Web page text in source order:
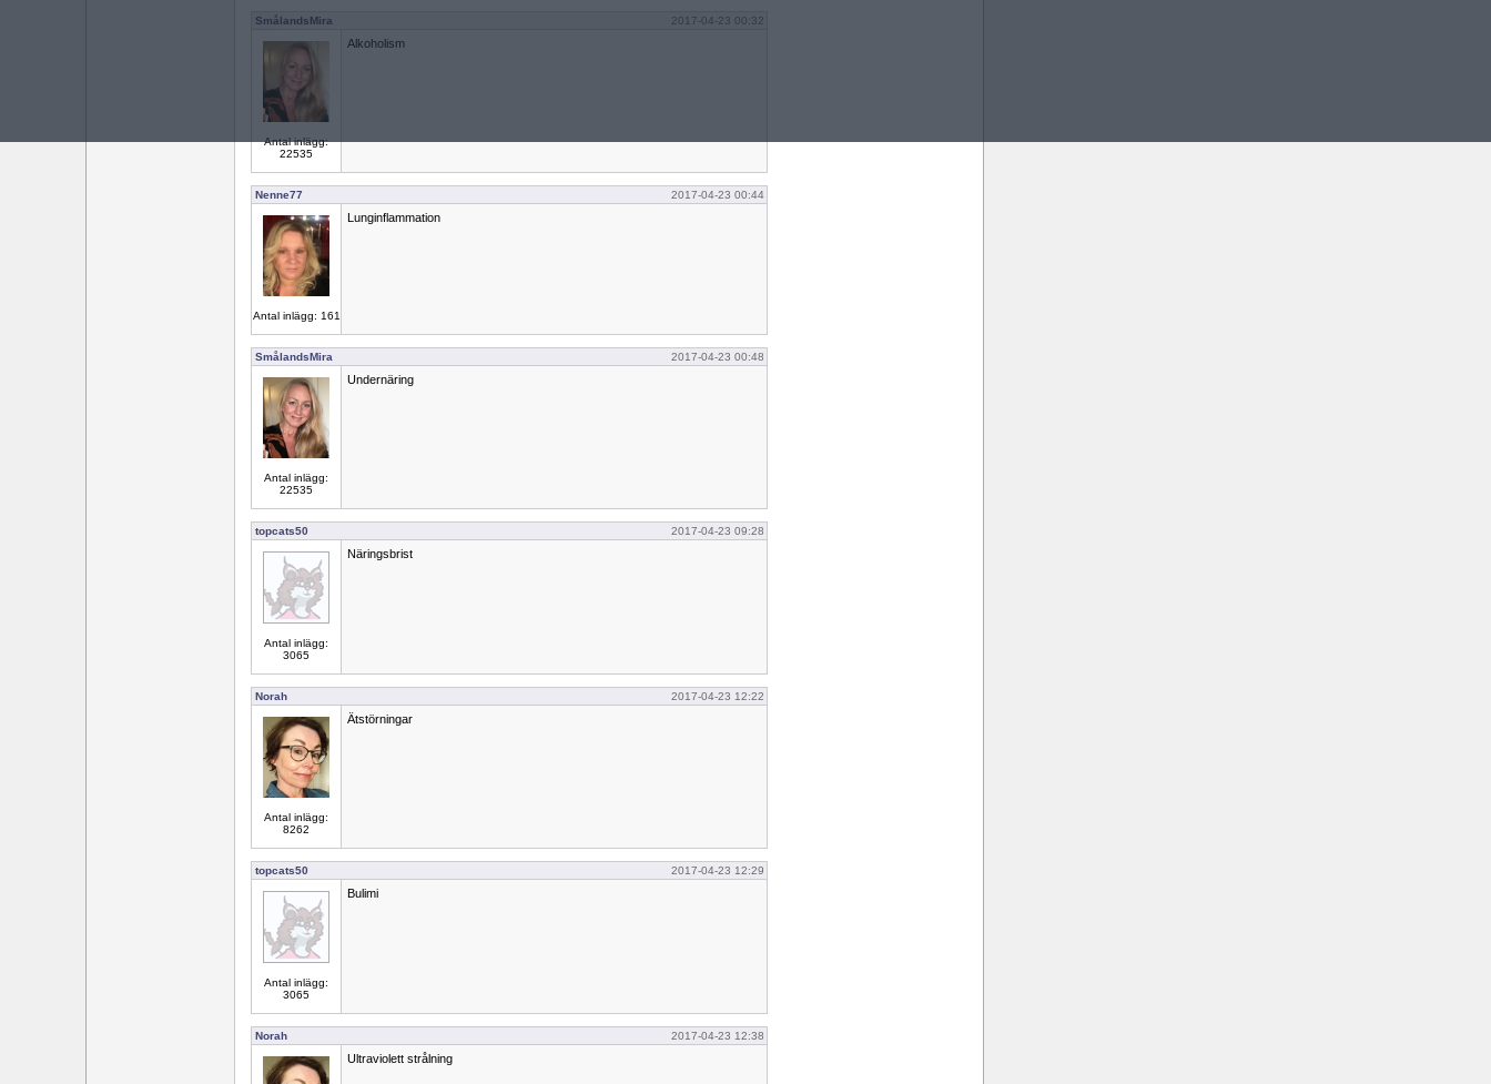
SmålandsMira 2017-04-23 00:32
Antal inlägg:
22535
Alkoholism
Nenne77 2017-04-23 00:44
Antal inlägg: 161
Lunginflammation
SmålandsMira 2017-04-23 00:48
Antal inlägg:
22535
Undernäring
topcats50 2017-04-23 09:28
Antal inlägg:
3065
Näringsbrist
Norah 2017-04-23 12:22
Antal inlägg:
8262
Ätstörningar
topcats50 2017-04-23 12:29
Antal inlägg:
3065
Bulimi
Norah 2017-04-23 12:38
Ultraviolett strålning